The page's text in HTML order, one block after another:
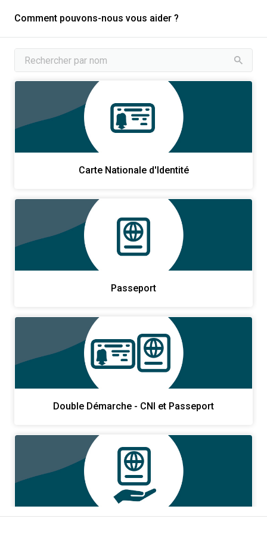
Comment pouvons-nous vous aider ?
Carte Nationale d'Identité
Passeport
Double Démarche - CNI et Passeport